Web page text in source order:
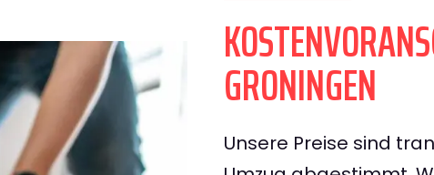
GRONINGEN
Unsere Preise sind